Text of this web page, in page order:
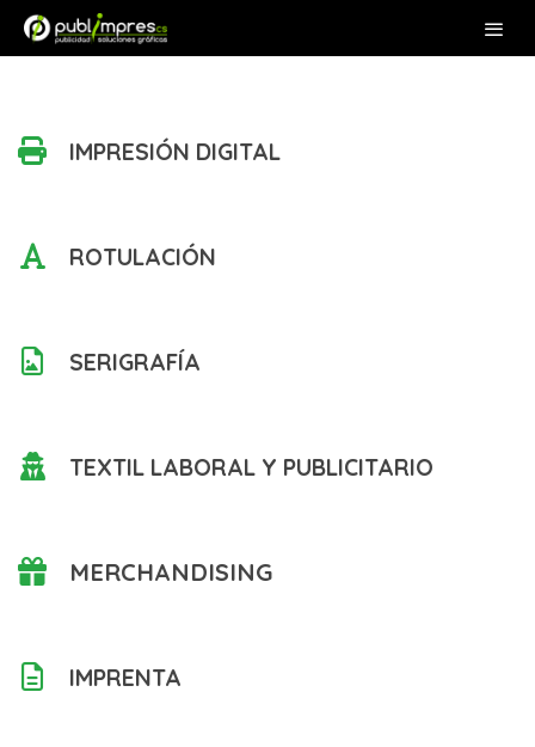
IMPRESIÓN DIGITAL
ROTULACIÓN
SERIGRAFÍA
TEXTIL LABORAL Y PUBLICITARIO
MERCHANDISING
IMPRENTA